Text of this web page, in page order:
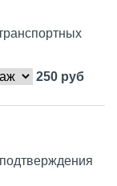
250 руб